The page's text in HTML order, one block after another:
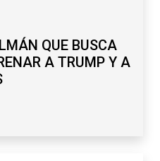
QUE BUSCA
A TRUMP Y A